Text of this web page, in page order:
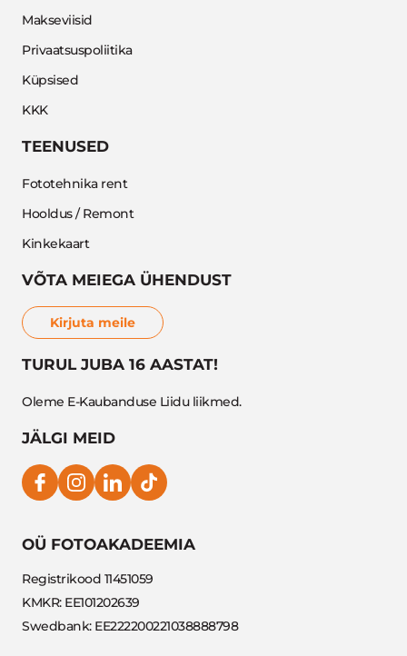
Makseviisid
Privaatsuspoliitika
Küpsised
KKK
TEENUSED
Fototehnika rent
Hooldus / Remont
Kinkekaart
VÕTA MEIEGA ÜHENDUST
Kirjuta meile
TURUL JUBA 16 AASTAT!
Oleme E-Kaubanduse Liidu liikmed.
JÄLGI MEID
OÜ FOTOAKADEEMIA
Registrikood 11451059
KMKR: EE101202639
Swedbank: EE222200221038888798